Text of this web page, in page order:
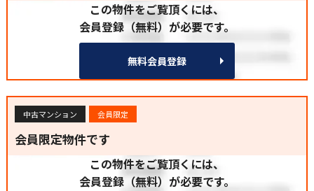
この物件をご覧頂くには、
会員登録（無料）が必要です。
無料会員登録
中古マンション 会員限定
会員限定物件です
この物件をご覧頂くには、
会員登録（無料）が必要です。